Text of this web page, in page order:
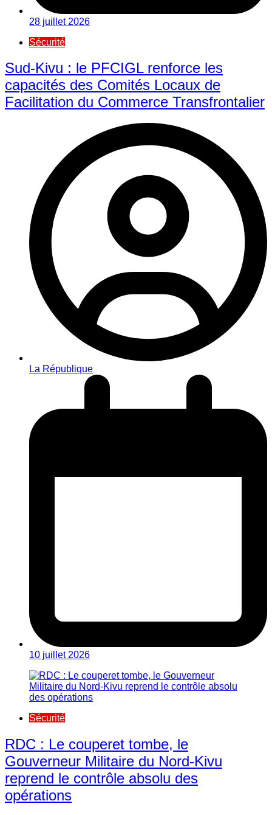
28 juillet 2026
Sécurité
Sud-Kivu : le PFCIGL renforce les
capacités des Comités Locaux de
Facilitation du Commerce Transfrontalier
La République
10 juillet 2026
Sécurité
RDC : Le couperet tombe, le
Gouverneur Militaire du Nord-Kivu
reprend le contrôle absolu des
opérations